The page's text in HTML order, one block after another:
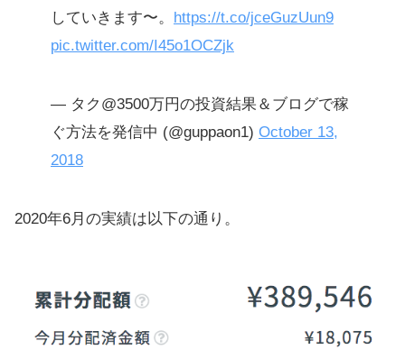
していきます〜。 https://t.co/jceGuzUun9
pic.twitter.com/I45o1OCZjk
— タク@3500万円の投資結果＆ブログで稼
ぐ方法を発信中 (@guppaon1) October 13,
2018
2020年6月の実績は以下の通り。